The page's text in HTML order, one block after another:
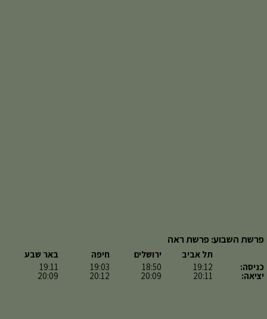
פרשת השבוע: פרשת ראה
כניסה:
יציאה:
תל אביב
19:12
20:11
ירושלים
18:50
20:09
חיפה
19:03
20:12
באר שבע
19:11
20:09